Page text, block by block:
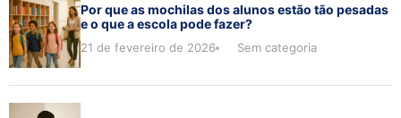
Por que as mochilas dos alunos estão tão pesadas
e o que a escola pode fazer?
21 de fevereiro de 2026 Sem categoria